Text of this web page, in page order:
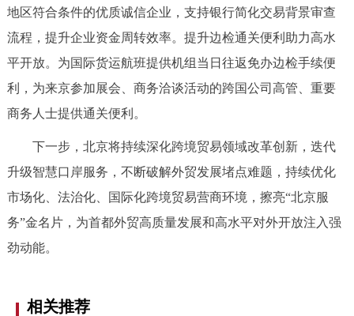
地区符合条件的优质诚信企业，支持银行简化交易背景审查
流程，提升企业资金周转效率。提升边检通关便利助力高水
平开放。为国际货运航班提供机组当日往返免办边检手续便
利，为来京参加展会、商务洽谈活动的跨国公司高管、重要
商务人士提供通关便利。
下一步，北京将持续深化跨境贸易领域改革创新，迭代
升级智慧口岸服务，不断破解外贸发展堵点难题，持续优化
市场化、法治化、国际化跨境贸易营商环境，擦亮“北京服
务”金名片，为首都外贸高质量发展和高水平对外开放注入强
劲动能。
相关推荐